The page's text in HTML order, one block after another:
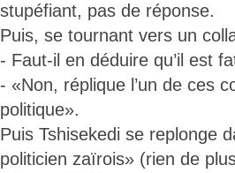
stupéfiant, pas de réponse.
Puis, se tournant vers un
- Faut-il en déduire qu’il est
- «Non, réplique l’un de ces
politique».
Puis Tshisekedi se replonge
politicien zaïrois» (rien de